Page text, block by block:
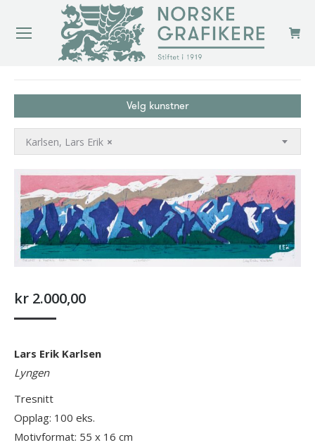
Velg kunstner
×
Karlsen, Lars Erik
kr 2.000,00
Lars Erik Karlsen
Lyngen
Tresnitt
Opplag: 100 eks.
Motivformat: 55 x 16 cm